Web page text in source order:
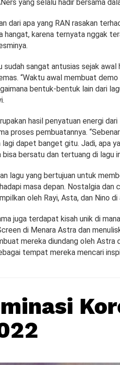
yang selalu hadir bersama
dari apa yang RAN rasakan
hangat, karena ternyata nggak
sudah sangat antusias sejak awal
“Waktu awal membuat
bentuk-bentuk lain dari
hasil penyatuan energi
proses pembuatannya.
dapet banget gitu. Jadi, apa
bersatu dan tertuang di lagu
lagu yang bertujuan untuk
masa depan. Nostalgia dan
oleh Rayi, Asta, dan Nino
juga terdapat kisah unik di
di Menara Astra dan
mereka diundang oleh Astra
tempat mereka mencari